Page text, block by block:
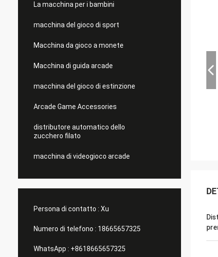
La macchina per i bambini
macchina del gioco di sport
Macchina da gioco a monete
Macchina di guida arcade
macchina del gioco di estinzione
Arcade Game Accessories
distributore automatico dello
zucchero filato
macchina di videogioco arcade
Persona di contatto : Xu
Numero di telefono : 18665657325
WhatsApp : +8618665657325